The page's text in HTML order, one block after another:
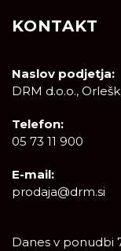
KONTAKT
Naslov podjetja:
DRM d.o.o.,
Telefon:
05 73 11 900
E-mail:
prodaja@drm.si
Danes v ponudbi